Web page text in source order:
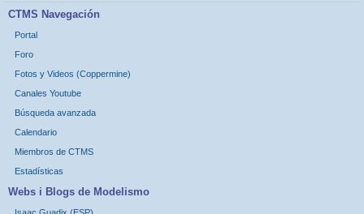
CTMS Navegación
Portal
Foro
Fotos y Videos (Coppermine)
Canales Youtube
Búsqueda avanzada
Calendario
Miembros de CTMS
Estadísticas
Webs i Blogs de Modelismo